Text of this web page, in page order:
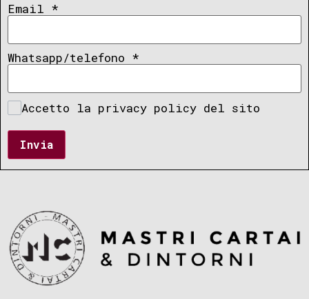
Email *
Whatsapp/telefono *
Accetto la privacy policy del sito
Invia